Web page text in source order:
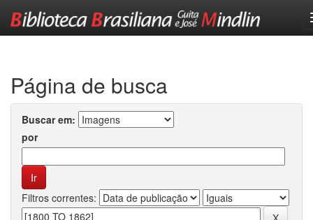
Página de busca
Buscar em:
por
Filtros correntes: